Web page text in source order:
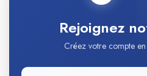
Rejoignez
Créez votre compte